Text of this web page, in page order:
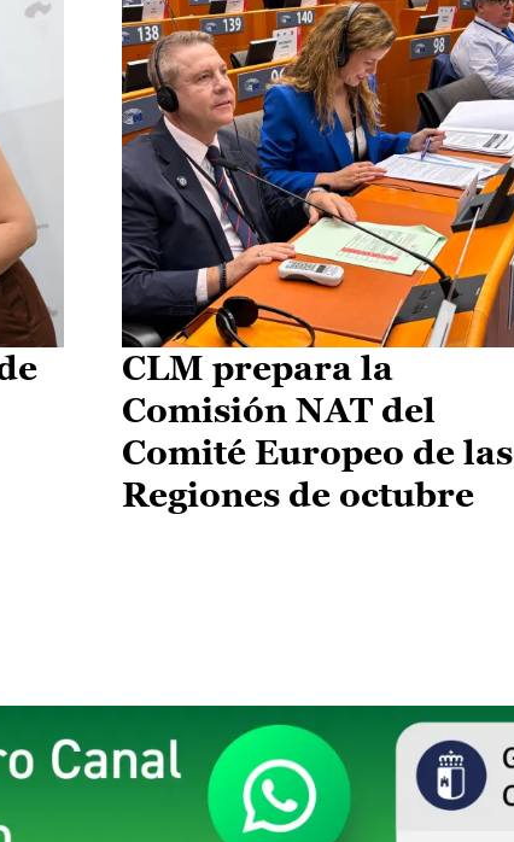
CLM prepara la
Comisión NAT del
Comité Europeo de las
Regiones de octubre